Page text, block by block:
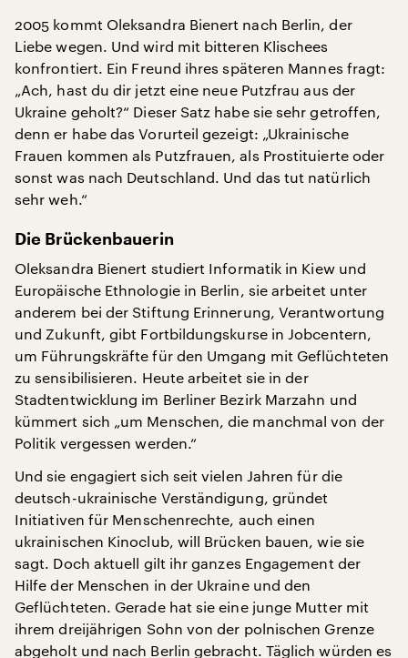
2005 kommt Oleksandra Bienert nach Berlin, der
Liebe wegen. Und wird mit bitteren Klischees
konfrontiert. Ein Freund ihres späteren Mannes fragt:
„Ach, hast du dir jetzt eine neue Putzfrau aus der
Ukraine geholt?“ Dieser Satz habe sie sehr getroffen,
denn er habe das Vorurteil gezeigt: „Ukrainische
Frauen kommen als Putzfrauen, als Prostituierte oder
sonst was nach Deutschland. Und das tut natürlich
sehr weh.“
Die Brückenbauerin
Oleksandra Bienert studiert Informatik in Kiew und
Europäische Ethnologie in Berlin, sie arbeitet unter
anderem bei der Stiftung Erinnerung, Verantwortung
und Zukunft, gibt Fortbildungskurse in Jobcentern,
um Führungskräfte für den Umgang mit Geflüchteten
zu sensibilisieren. Heute arbeitet sie in der
Stadtentwicklung im Berliner Bezirk Marzahn und
kümmert sich „um Menschen, die manchmal von der
Politik vergessen werden.“
Und sie engagiert sich seit vielen Jahren für die
deutsch-ukrainische Verständigung, gründet
Initiativen für Menschenrechte, auch einen
ukrainischen Kinoclub, will Brücken bauen, wie sie
sagt. Doch aktuell gilt ihr ganzes Engagement der
Hilfe der Menschen in der Ukraine und den
Geflüchteten. Gerade hat sie eine junge Mutter mit
ihrem dreijährigen Sohn von der polnischen Grenze
abgeholt und nach Berlin gebracht. Täglich würden es